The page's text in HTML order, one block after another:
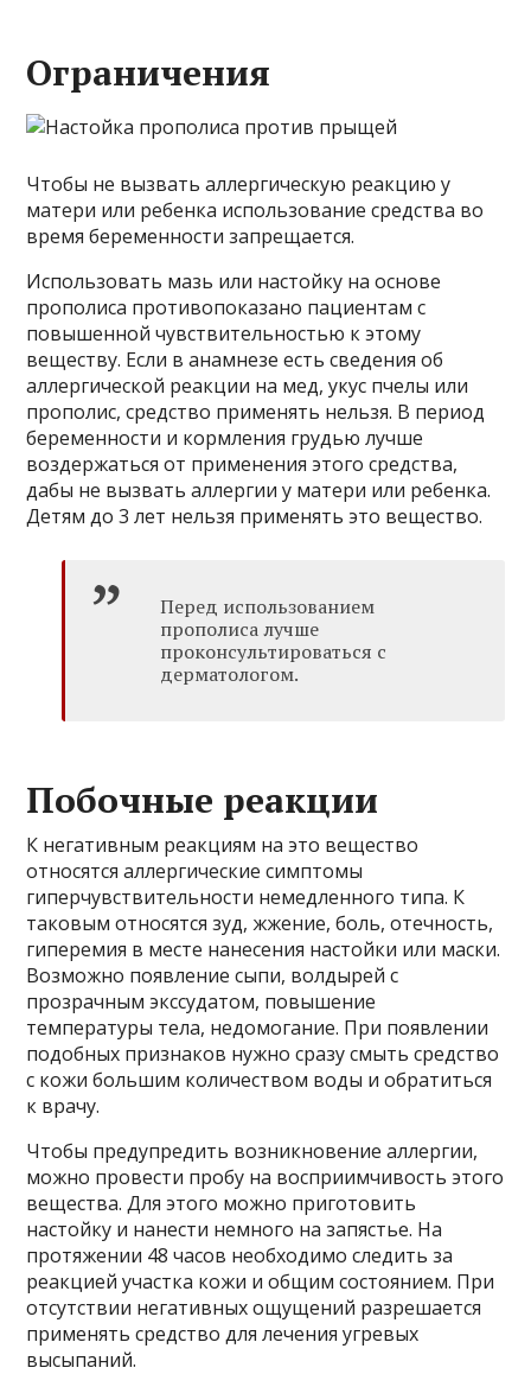
Ограничения
Чтобы не вызвать аллергическую реакцию у
матери или ребенка использование средства во
время беременности запрещается.
Использовать мазь или настойку на основе
прополиса противопоказано пациентам с
повышенной чувствительностью к этому
веществу. Если в анамнезе есть сведения об
аллергической реакции на мед, укус пчелы или
прополис, средство применять нельзя. В период
беременности и кормления грудью лучше
воздержаться от применения этого средства,
дабы не вызвать аллергии у матери или ребенка.
Детям до 3 лет нельзя применять это вещество.
Перед использованием
прополиса лучше
проконсультироваться с
дерматологом.
Побочные реакции
К негативным реакциям на это вещество
относятся аллергические симптомы
гиперчувствительности немедленного типа. К
таковым относятся зуд, жжение, боль, отечность,
гиперемия в месте нанесения настойки или маски.
Возможно появление сыпи, волдырей с
прозрачным экссудатом, повышение
температуры тела, недомогание. При появлении
подобных признаков нужно сразу смыть средство
с кожи большим количеством воды и обратиться
к врачу.
Чтобы предупредить возникновение аллергии,
можно провести пробу на восприимчивость этого
вещества. Для этого можно приготовить
настойку и нанести немного на запястье. На
протяжении 48 часов необходимо следить за
реакцией участка кожи и общим состоянием. При
отсутствии негативных ощущений разрешается
применять средство для лечения угревых
высыпаний.